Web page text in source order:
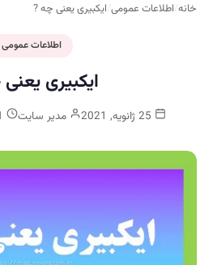
خانه/اطلاعات عمومی/ایکبیری یعنی چه ?
اطلاعات عمومی
ایکبیری
مدیر سایت